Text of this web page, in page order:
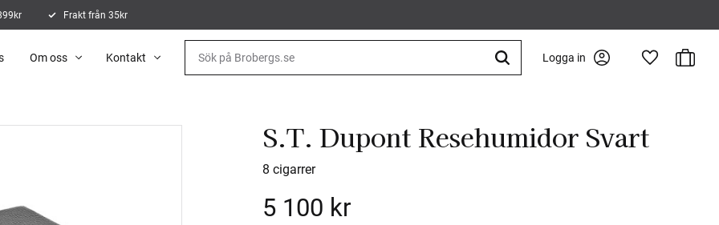
Frakt från 35kr
Logga in Favoriter
Om oss Kontakt
S.T. Dupont Resehumidor Svart
8 cigarrer
5 100 kr